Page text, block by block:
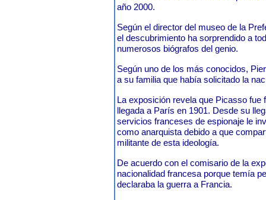
año 2000.
Según el director del museo de la
el descubrimiento ha sorprendido a
numerosos biógrafos del genio.
Según uno de los más conocidos,
a su familia que había solicitado la
La exposición revela que Picasso fue
llegada a París en 1901. Desde su
servicios franceses de espionaje le
como anarquista debido a que
militante de esta ideología.
De acuerdo con el comisario de la
nacionalidad francesa porque temía
declaraba la guerra a Francia.